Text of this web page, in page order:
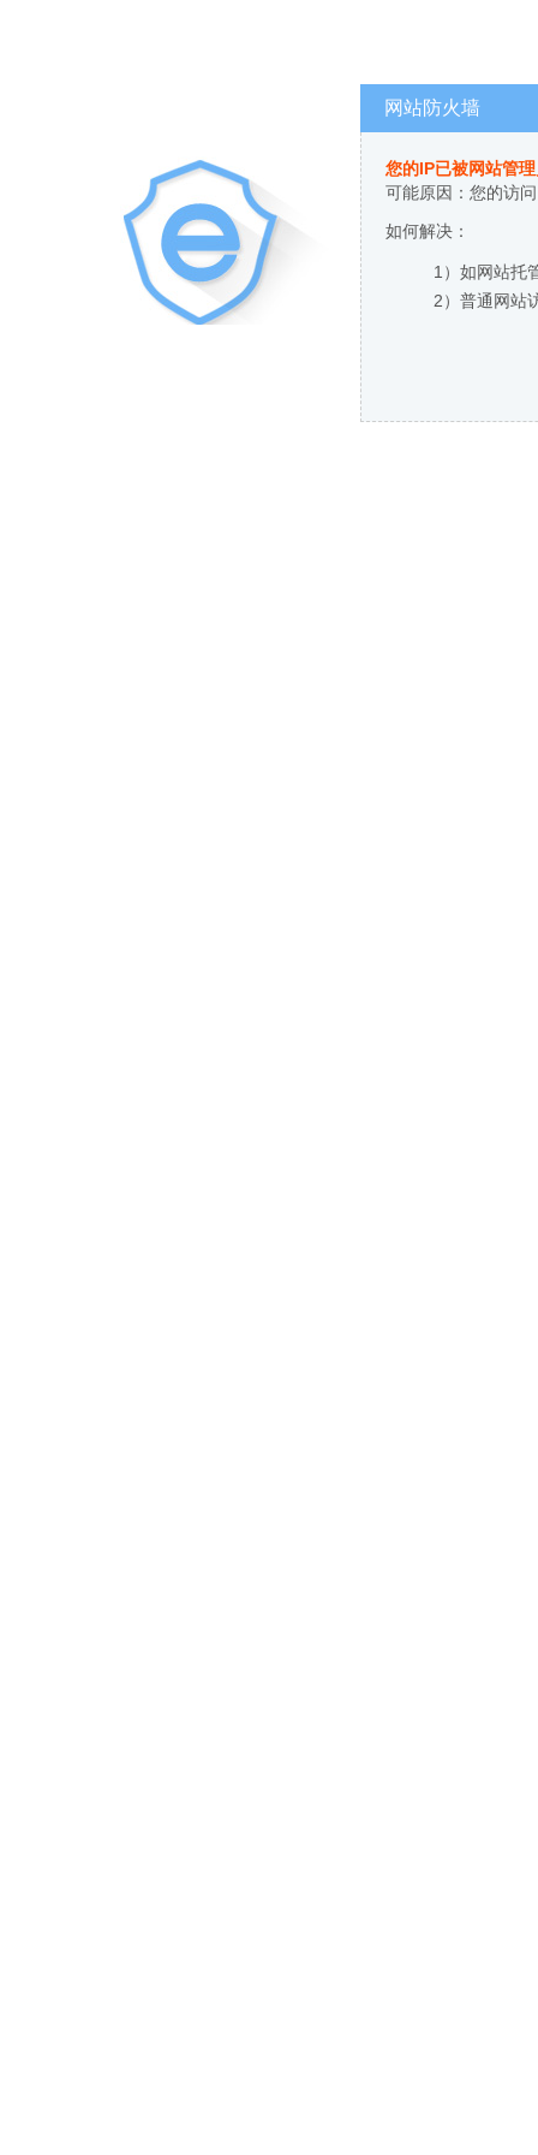
网站防火墙
您的IP已被网站管
可能原因：您的访
如何解决：
1）如网站托
2）普通网站